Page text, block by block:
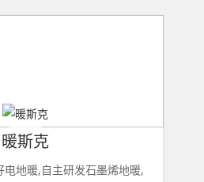
暖斯克
电地暖,自主研发石墨烯地暖,